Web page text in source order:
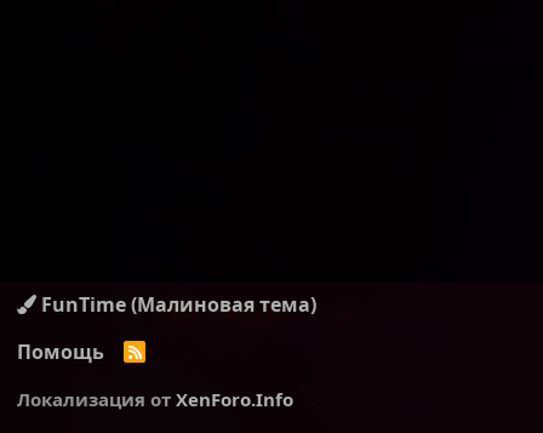
FunTime (Малиновая тема)
Помощь
R
S
Локализация от XenForo.Info